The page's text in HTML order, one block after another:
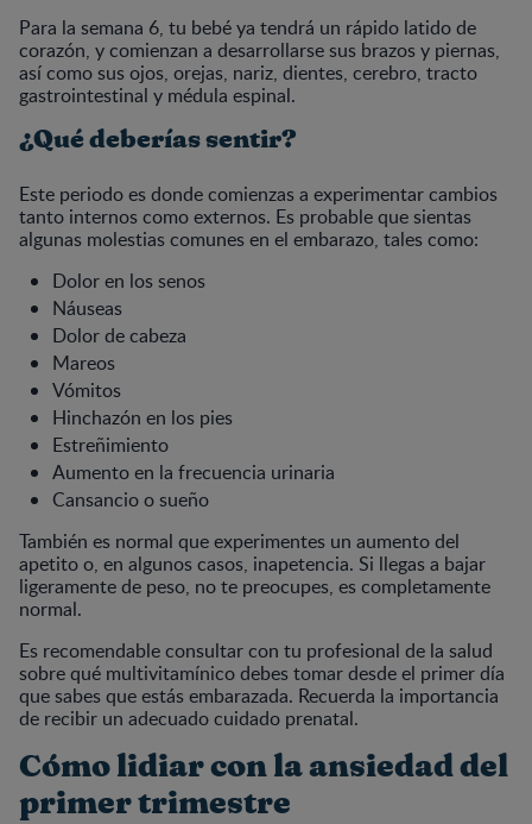
Para la semana 6, tu bebé ya tendrá un rápido latido de
corazón, y comienzan a desarrollarse sus brazos y piernas,
así como sus ojos, orejas, nariz, dientes, cerebro, tracto
gastrointestinal y médula espinal.
¿Qué deberías sentir?
Este periodo es donde comienzas a experimentar cambios
tanto internos como externos. Es probable que sientas
algunas molestias comunes en el embarazo, tales como:
Dolor en los senos
Náuseas
Dolor de cabeza
Mareos
Vómitos
Hinchazón en los pies
Estreñimiento
Aumento en la frecuencia urinaria
Cansancio o sueño
También es normal que experimentes un aumento del
apetito o, en algunos casos, inapetencia. Si llegas a bajar
ligeramente de peso, no te preocupes, es completamente
normal.
Es recomendable consultar con tu profesional de la salud
sobre qué multivitamínico debes tomar desde el primer día
que sabes que estás embarazada. Recuerda la importancia
de recibir un adecuado cuidado prenatal.
Cómo lidiar con la ansiedad del
primer trimestre